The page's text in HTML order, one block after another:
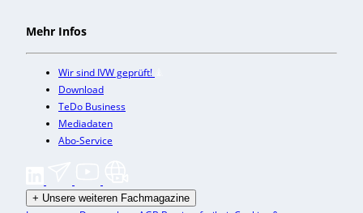
Mehr Infos
Wir sind IVW geprüft!
Download
TeDo Business
Mediadaten
Abo-Service
+ Unsere weiteren Fachmagazine